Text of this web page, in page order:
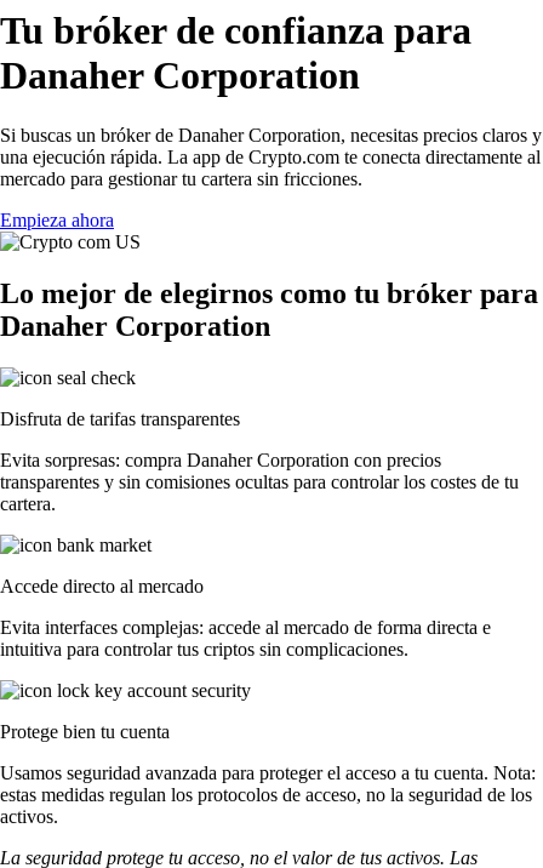
Tu bróker de confianza para
Danaher Corporation
Si buscas un bróker de Danaher Corporation, necesitas precios claros y
una ejecución rápida. La app de Crypto.com te conecta directamente al
mercado para gestionar tu cartera sin fricciones.
Empieza ahora
Lo mejor de elegirnos como tu bróker para
Danaher Corporation
Disfruta de tarifas transparentes
Evita sorpresas: compra Danaher Corporation con precios
transparentes y sin comisiones ocultas para controlar los costes de tu
cartera.
Accede directo al mercado
Evita interfaces complejas: accede al mercado de forma directa e
intuitiva para controlar tus criptos sin complicaciones.
Protege bien tu cuenta
Usamos seguridad avanzada para proteger el acceso a tu cuenta. Nota:
estas medidas regulan los protocolos de acceso, no la seguridad de los
activos.
La seguridad protege tu acceso, no el valor de tus activos. Las